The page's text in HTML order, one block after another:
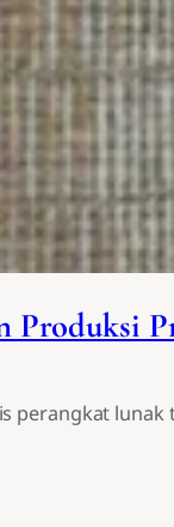
Produksi
perangkat